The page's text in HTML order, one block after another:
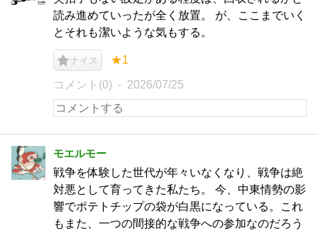
読み進めていったが全く放置。 が、ここまでいく
とそれも潔いような気もする。
ナイス ★1
コメント(0) 2026/07/25
モエルモー
戦争を体験した世代が年々いなくなり、戦争は絶
対悪として育ってきた私たち。 今、中東情勢の影
響でポテトチップの袋が白黒になっている。これ
もまた、一つの間接的な戦争への参加なのだろう